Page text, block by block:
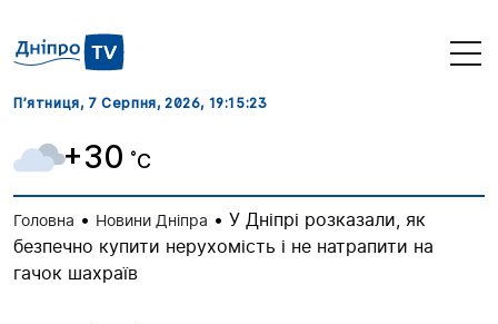
П’ятниця, 7 Серпня, 2026, 19:15:24
+30 ˚C
Головна • Новини Дніпра • У Дніпрі розказали, як
безпечно купити нерухомість і не натрапити на
гачок шахраїв